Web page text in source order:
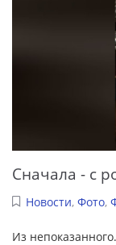
Сначала - с
Новости, Фото,
Из